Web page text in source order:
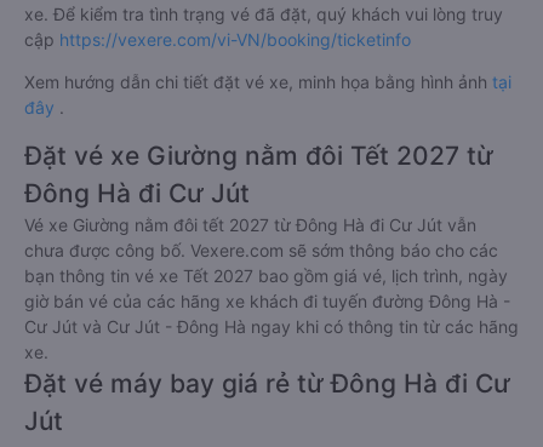
xe. Để kiểm tra tình trạng vé đã đặt, quý khách vui lòng truy
cập https://vexere.com/vi-VN/booking/ticketinfo
Xem hướng dẫn chi tiết đặt vé xe, minh họa bằng hình ảnh tại
đây .
Đặt vé xe Giường nằm đôi Tết 2027 từ
Đông Hà đi Cư Jút
Vé xe Giường nằm đôi tết 2027 từ Đông Hà đi Cư Jút vẫn
chưa được công bố. Vexere.com sẽ sớm thông báo cho các
bạn thông tin vé xe Tết 2027 bao gồm giá vé, lịch trình, ngày
giờ bán vé của các hãng xe khách đi tuyến đường Đông Hà -
Cư Jút và Cư Jút - Đông Hà ngay khi có thông tin từ các hãng
xe.
Đặt vé máy bay giá rẻ từ Đông Hà đi Cư
Jút